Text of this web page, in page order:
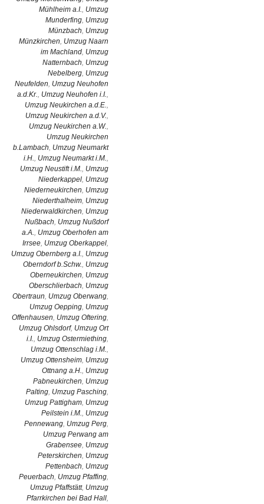
Mühlheim a.I., Umzug
Munderfing, Umzug
Münzbach, Umzug
Münzkirchen, Umzug Naarn
im Machland, Umzug
Natternbach, Umzug
Nebelberg, Umzug
Neufelden, Umzug Neuhofen
a.d.Kr., Umzug Neuhofen i.I.,
Umzug Neukirchen a.d.E.,
Umzug Neukirchen a.d.V.,
Umzug Neukirchen a.W.,
Umzug Neukirchen
b.Lambach, Umzug Neumarkt
i.H., Umzug Neumarkt i.M.,
Umzug Neustift i.M., Umzug
Niederkappel, Umzug
Niederneukirchen, Umzug
Niederthalheim, Umzug
Niederwaldkirchen, Umzug
Nußbach, Umzug Nußdorf
a.A., Umzug Oberhofen am
Irrsee, Umzug Oberkappel,
Umzug Obernberg a.I., Umzug
Oberndorf b.Schw., Umzug
Oberneukirchen, Umzug
Oberschlierbach, Umzug
Obertraun, Umzug Oberwang,
Umzug Oepping, Umzug
Offenhausen, Umzug Oftering,
Umzug Ohlsdorf, Umzug Ort
i.I., Umzug Ostermiething,
Umzug Ottenschlag i.M.,
Umzug Ottensheim, Umzug
Ottnang a.H., Umzug
Pabneukirchen, Umzug
Palting, Umzug Pasching,
Umzug Pattigham, Umzug
Peilstein i.M., Umzug
Pennewang, Umzug Perg,
Umzug Perwang am
Grabensee, Umzug
Peterskirchen, Umzug
Pettenbach, Umzug
Peuerbach, Umzug Pfaffing,
Umzug Pfaffstätt, Umzug
Pfarrkirchen bei Bad Hall,